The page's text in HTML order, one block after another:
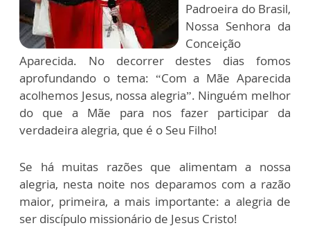
Padroeira do Brasil,
Nossa Senhora da
Conceição
Aparecida. No decorrer destes dias fomos
aprofundando o tema: “Com a Mãe Aparecida
acolhemos Jesus, nossa alegria”. Ninguém melhor
do que a Mãe para nos fazer participar da
verdadeira alegria, que é o Seu Filho!
Se há muitas razões que alimentam a nossa
alegria, nesta noite nos deparamos com a razão
maior, primeira, a mais importante: a alegria de
ser discípulo missionário de Jesus Cristo!